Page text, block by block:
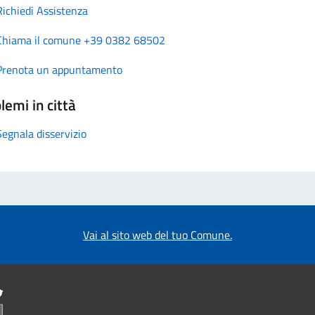
Assistenza
il comune +39 0382 68502
un appuntamento
in città
disservizio
Vai al sito web del tuo Comune.